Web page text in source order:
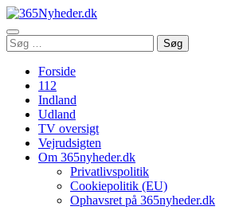
Åbn
menu
Søg
efter:
Søg
Forside
112
Indland
Udland
TV oversigt
Vejrudsigten
Om 365nyheder.dk
Privatlivspolitik
Cookiepolitik (EU)
Ophavsret på 365nyheder.dk